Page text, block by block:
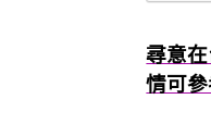
尋意
情可